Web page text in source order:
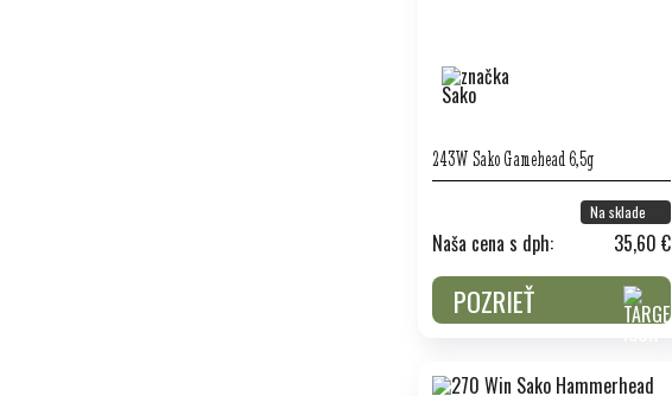
243W Sako Gamehead 6,5g
Na sklade
Naša cena s dph: 35,60 €
POZRIEŤ